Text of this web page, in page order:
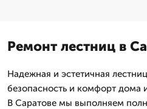
Ремонт лестниц в
Надежная и эстетичная
безопасность и комфорт дома
В Саратове мы выполняем